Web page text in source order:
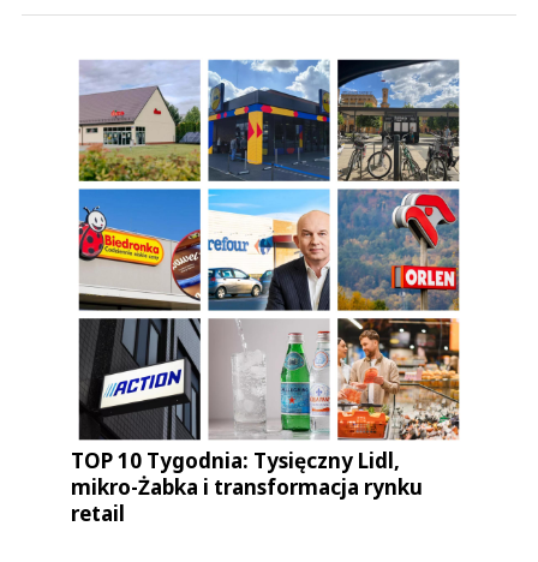
TOP 10 Tygodnia: Tysięczny Lidl,
mikro-Żabka i transformacja rynku
retail